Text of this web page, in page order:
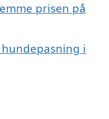
prisen på
i